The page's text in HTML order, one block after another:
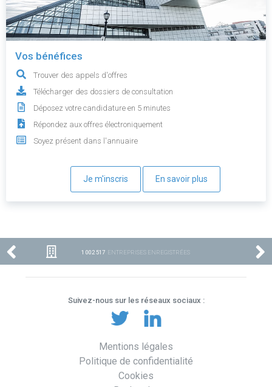
Vos bénéfices
Trouver des appels d'offres
Télécharger des dossiers de consultation
Déposez votre candidature en 5 minutes
Répondez aux offres électroniquement
Soyez présent dans l'annuaire
Je m'inscris En savoir plus
1 002 517 ENTREPRISES ENREGISTRÉES
Suivez-nous sur les réseaux sociaux :
Mentions légales
Politique de confidentialité
Cookies